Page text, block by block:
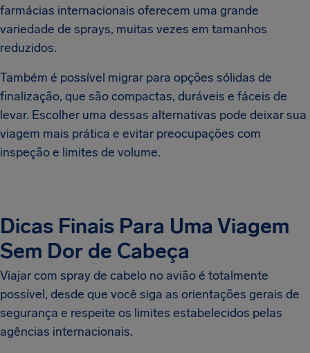
farmácias internacionais oferecem uma grande
variedade de sprays, muitas vezes em tamanhos
reduzidos.
Também é possível migrar para opções sólidas de
finalização, que são compactas, duráveis e fáceis de
levar. Escolher uma dessas alternativas pode deixar sua
viagem mais prática e evitar preocupações com
inspeção e limites de volume.
Dicas Finais Para Uma Viagem
Sem Dor de Cabeça
Viajar com spray de cabelo no avião é totalmente
possível, desde que você siga as orientações gerais de
segurança e respeite os limites estabelecidos pelas
agências internacionais.